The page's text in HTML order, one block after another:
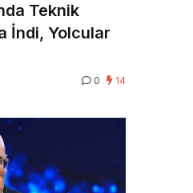
Teknik
İndi, Yolcular
0 14